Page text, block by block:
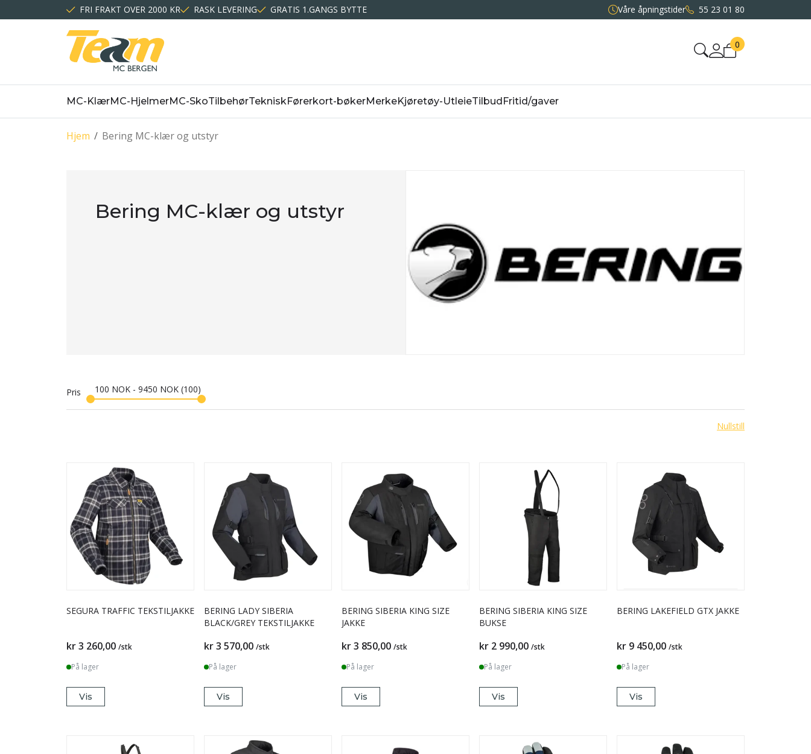
FRI FRAKT OVER 2000 KR RASK LEVERING GRATIS 1.GANGS BYTTE Våre åpningstider 55 23 01 80
0
MC-KlærMC-HjelmerMC-SkoTilbehørTekniskFørerkort-bøkerMerkeKjøretøy-UtleieTilbud Fritid/gaver
/
Hjem Bering MC-klær og utstyr
Bering MC-klær og utstyr
Pris 100 NOK - 9450 NOK 100
Nullstill
SEGURA TRAFFIC TEKSTILJAKKE
kr 3 260,00 /stk
På lager
Vis
BERING LADY SIBERIA
BLACK/GREY TEKSTILJAKKE
kr 3 570,00 /stk
På lager
Vis
BERING SIBERIA KING SIZE
JAKKE
kr 3 850,00 /stk
På lager
Vis
BERING SIBERIA KING SIZE
BUKSE
kr 2 990,00 /stk
På lager
Vis
BERING LAKEFIELD GTX JAKKE
kr 9 450,00 /stk
På lager
Vis